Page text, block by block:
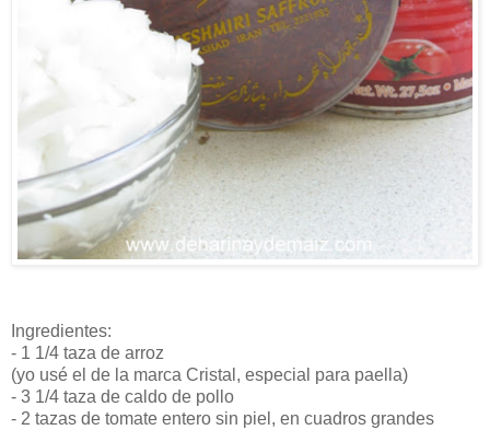
Ingredientes:
- 1 1/4 taza de arroz
(yo usé el de la marca Cristal, especial para paella)
- 3 1/4 taza de caldo de pollo
- 2 tazas de tomate entero sin piel, en cuadros grandes